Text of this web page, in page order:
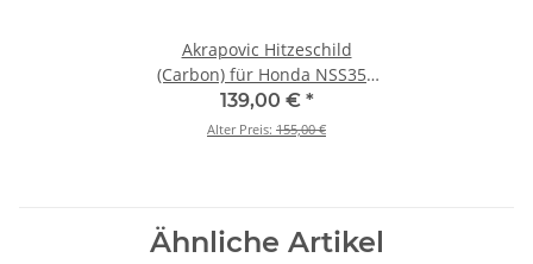
Akrapovic Hitzeschild
(Carbon) für Honda NSS350
Forza - BJ. 2021 > 2023 (P-
HSH3SO1)
139,00 € *
Alter Preis: 155,00 €
Ähnliche Artikel